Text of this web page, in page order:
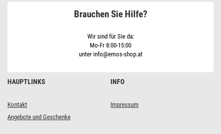
HAUPTLINKS
Kontakt
Angebote und Geschenke
INFO
Impressum
Brauchen Sie Hilfe?
Wir sind für Sie da:
Mo-Fr 8:00-15:00
unter info@emos-shop.at